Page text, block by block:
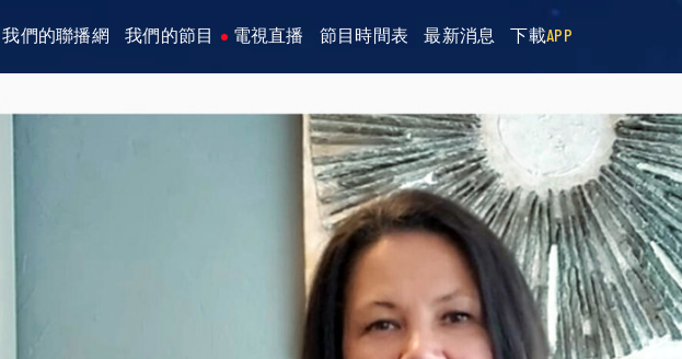
我們的聯播網 我們的節目 電視直播 節目時間表 最新消息 下載APP